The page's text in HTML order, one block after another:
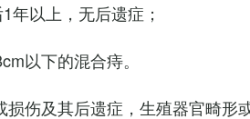
年以上，无后遗症；
以下的混合痔。
损伤及其后遗症，生殖器官畸形